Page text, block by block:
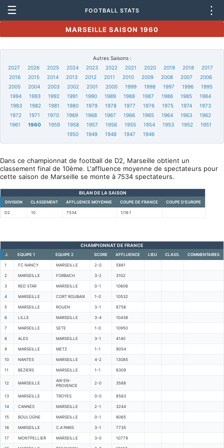
☰ FOOTBALL STATS ⋮
MARSEILLE SAISON 1960
Autres Saisons :
2027
2026 2025 2024 2023 2022 2021 2020 2019 2018
2017
2016
2015 2014 2013 2012 2011 2010 2009 2008 2007
2006
2005
2004 2003 2002 2001 2000 1999 1998 1997 1996
1995
1994
1993 1992 1991 1990 1989 1988 1987 1986 1985
1984
1983
1982 1981 1980 1979 1978 1977 1976 1975 1974
1973
1972
1971 1970 1969 1968 1967 1966 1965 1964 1963
1962
1961
1960 1959 1958 1957 1956 1955 1954 1953 1952
1951
1950
1949 1948 1947 1946
Dans ce championnat de football de D2, Marseille obtient un
classement final de 10ème. L'affluence moyenne de spectateurs pour
cette saison de Marseille se monte à 7534 spectateurs.
BILAN DE LA SAISON
DIVISION CLASSEMENT AFFLUENCE MOYENNE COUPE DE FRANCE COUPE D'EUROPE
D2 10 7534 1/16 f
CHAMPIONNAT DE FRANCE
J. EQUIPE 1 EQUIPE 2 SCORE AFFLUENCE LIEU CLASS. COMMENTAIRES
1 FC NANCY MARSEILLE 2-0 5881
2 MARSEILLE FORBACH 3-2 3102
3 RED STAR MARSEILLE 0-1 10606
4 MARSEILLE CORT ROUBAIX 1-0 10532
5 MARSEILLE ROUEN 3-1 8758
6 LILLE MARSEILLE 3-4 10438
7 MARSEILLE SETE 1-0 10950
8 ALES MARSEILLE 3-1 4140
9 MARSEILLE METZ 1-1 9054
10 NANTES MARSEILLE 4-2 13085
11 BEZIERS MARSEILLE 1-1 8309
12 MARSEILLE
AIX-EN-
PROVENCE
2-0 3588
13 MARSEILLE TROYES 0-0 8563
14 CANNES MARSEILLE 2-1 3244
15 BOULOGNE MARSEILLE 0-1 8065
16 MARSEILLE C.A PARIS 3-1 7735
17 MONTPELLIER MARSEILLE 3-0 10779